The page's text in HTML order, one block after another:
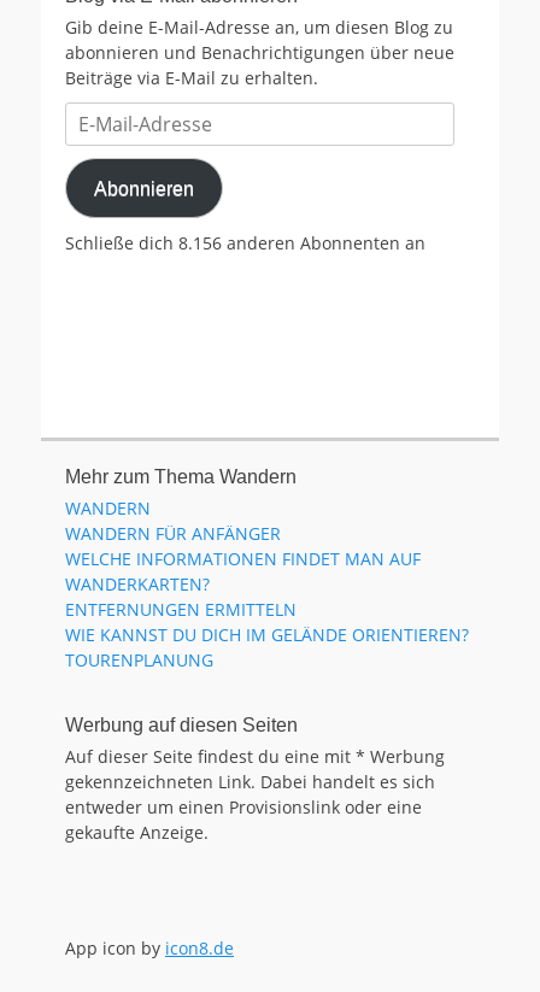
Gib deine E-Mail-Adresse an, um diesen Blog zu
abonnieren und Benachrichtigungen über neue
Beiträge via E-Mail zu erhalten.
Mail-
Adresse
Abonnieren
Schließe dich 8.156 anderen Abonnenten an
Mehr zum Thema Wandern
WANDERN
WANDERN FÜR ANFÄNGER
WELCHE INFORMATIONEN FINDET MAN AUF
WANDERKARTEN?
ENTFERNUNGEN ERMITTELN
WIE KANNST DU DICH IM GELÄNDE ORIENTIEREN?
TOURENPLANUNG
Werbung auf diesen Seiten
Auf dieser Seite findest du eine mit * Werbung
gekennzeichneten Link. Dabei handelt es sich
entweder um einen Provisionslink oder eine
gekaufte Anzeige.
App icon by icon8.de